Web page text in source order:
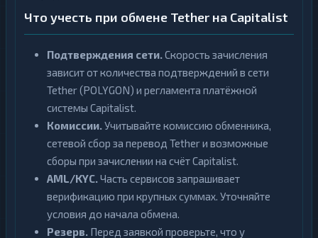
Что учесть при обмене Tether на Capitalist
Подтверждения сети.Скорость зачисления
зависит от количества подтверждений в сети
Tether (POLYGON) и регламента платёжной
системы Capitalist.
Комиссии.Учитывайте комиссию обменника,
сетевой сбор за перевод Tether и возможные
сборы при зачислении на счёт Capitalist.
AML/KYC.Часть сервисов запрашивает
верификацию при крупных суммах. Уточняйте
условия до начала обмена.
Резерв. Перед заявкой проверьте, что у